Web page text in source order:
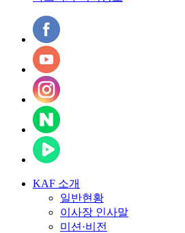
KAF 소개
일반현황
이사장 인사말
미션·비전